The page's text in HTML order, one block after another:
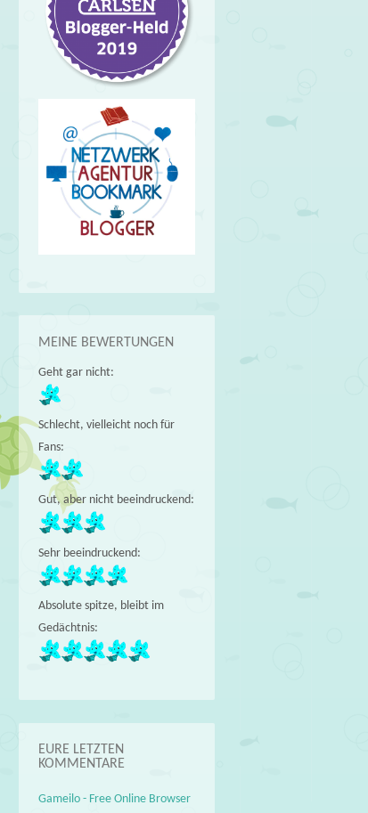
MEINE BEWERTUNGEN
Geht gar nicht:
Schlecht, vielleicht noch für
Fans:
Gut, aber nicht beeindruckend:
Sehr beeindruckend:
Absolute spitze, bleibt im
Gedächtnis:
EURE LETZTEN
KOMMENTARE
Gameilo - Free Online Browser